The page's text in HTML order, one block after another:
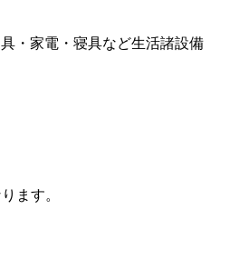
・家電・寝具など生活諸設備
ます。